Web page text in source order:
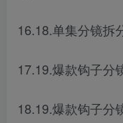
16.18.单集分镜拆
17.19.爆款钩子分
18.19.爆款钩子分